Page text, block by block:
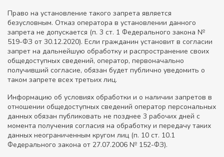
Право на установление такого запрета является
безусловным. Отказ оператора в установлении данного
запрета не допускается (п. 3 ст. 1 Федерального закона №
519-ФЗ от 30.12.2020). Если гражданин установит в согласии
запрет на дальнейшую обработку и распространение своих
общедоступных сведений, оператор, первоначально
получивший согласие, обязан будет публично уведомить о
таком запрете всех третьих лиц.
Информацию об условиях обработки и о наличии запретов в
отношении общедоступных сведений оператор персональных
данных обязан публиковать не позднее 3 рабочих дней с
момента получения согласия на обработку и передачу таких
данных неограниченным кругом лиц (п. 10 ст. 10.1
Федерального закона от 27.07.2006 № 152-ФЗ).